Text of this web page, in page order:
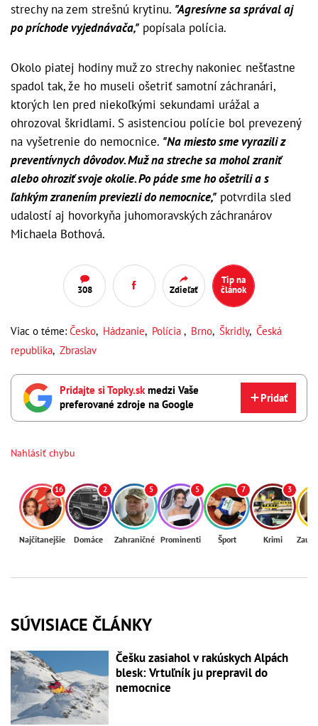
strechy na zem strešnú krytinu. "Agresívne sa správal aj
po príchode vyjednávača," popísala polícia.
Okolo piatej hodiny muž zo strechy nakoniec nešťastne
spadol tak, že ho museli ošetriť samotní záchranári,
ktorých len pred niekoľkými sekundami urážal a
ohrozoval škridlami. S asistenciou polície bol prevezený
na vyšetrenie do nemocnice. "Na miesto sme vyrazili z
preventívnych dôvodov. Muž na streche sa mohol zraniť
alebo ohroziť svoje okolie. Po páde sme ho ošetrili a s
ľahkým zranením previezli do nemocnice," potvrdila sled
udalostí aj hovorkyňa juhomoravských záchranárov
Michaela Bothová.
308 Zdieľať
Tip na
článok
Viac o téme: Česko, Hádzanie, Polícia , Brno, Škridly, Česká
republika, Zbraslav
Pridajte si Topky.skmedzi Vaše
preferované zdroje na Google
Pridať
Nahlásiť chybu
16
Najčítanejšie
2
Domáce
5
Zahraničné
5
Prominenti
7
Šport
3
Krimi
SÚVISIACE ČLÁNKY
Češku zasiahol v rakúskych Alpách
blesk: Vrtuľník ju prepravil do
nemocnice